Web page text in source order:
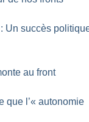
Un succès
au front
que l’« autonomie